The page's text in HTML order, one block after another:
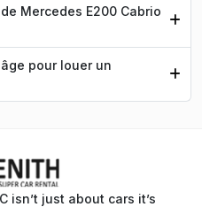
Mercedes E200 Cabrio
pour louer un
isn’t just about cars it’s